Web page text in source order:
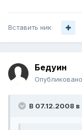
Вставить ник
Бедуин
Опубликовано
В 07.12.2008 в